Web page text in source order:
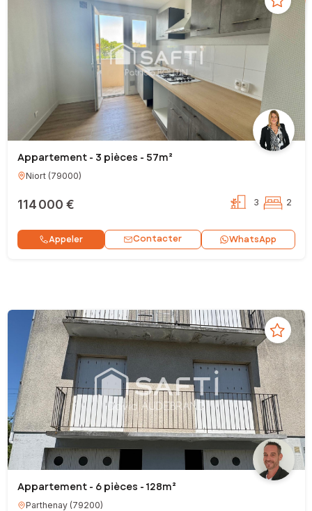
Appartement - 3 pièces - 57m²
Niort(79000)
114 000 € 3 2
Appeler Contacter WhatsApp
Appartement - 6 pièces - 128m²
Parthenay(79200)